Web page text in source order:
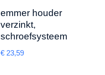
emmer houder
verzinkt,
schroefsysteem
€ 23,59